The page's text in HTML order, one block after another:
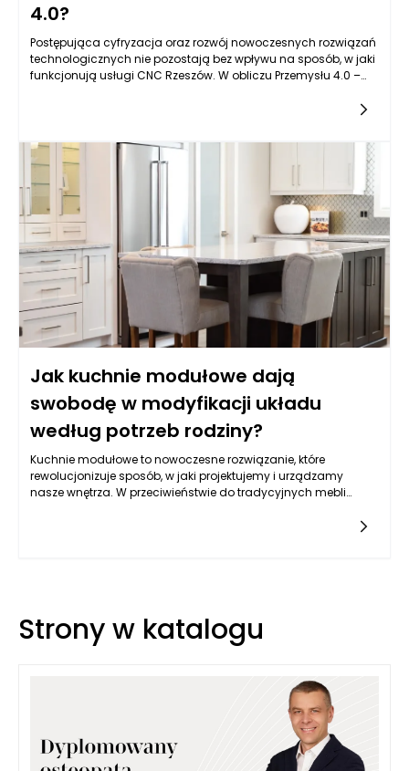
4.0?
Postępująca cyfryzacja oraz rozwój nowoczesnych rozwiązań
technologicznych nie pozostają bez wpływu na sposób, w jaki
funkcjonują usługi CNC Rzeszów. W obliczu Przemysłu 4.0 –
produkcja wymaga nie tylko precyzji i szybkości, ale także
elastyczności, co idealnie wpisuje się w charakterystyki
obróbki CNC. Przemysł 4.0 obejmuje technologie takie jak
Internet Rzeczy, sztuczna inteligencja, analiza danych i
robotyka, które pozwalają w pełni wykorzystać potencjał
maszyn numerycznych. Dzięki temu usługi CNC Rzeszów
mogą zapewniać nie tylko niezawodność, ale i szybką
adaptację do zmiennych warunków rynkowych. Dodatkowo,
cyfrowa transformacja zwiększa efektywność procesów
produkcyjnych i umożliwia wdrażanie innowacji bez
konieczności radykalnych zmian organizacyjnych czy
sprzętowych.
Jak kuchnie modułowe dają
swobodę w modyfikacji układu
według potrzeb rodziny?
Kuchnie modułowe to nowoczesne rozwiązanie, które
rewolucjonizuje sposób, w jaki projektujemy i urządzamy
nasze wnętrza. W przeciwieństwie do tradycyjnych mebli
Strony w katalogu